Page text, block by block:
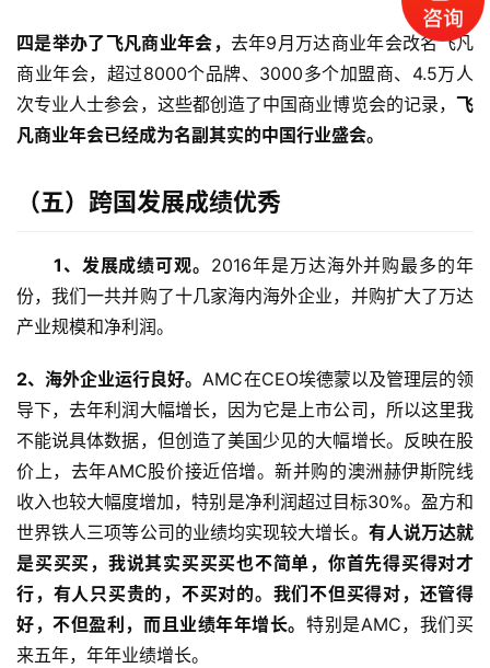
课
标
杆
察
内
训
四是举办了飞凡商业年会， 去年9月万达商业年会改名飞凡
商业年会，超过8000个品牌、3000多个加盟商、4.5万人
次专业人士参会，这些都创造了中国商业博览会的记录， 飞
凡商业年会已经成为名副其实的中国行业盛会。
（五） 跨国发展成绩优秀
1、发展成绩可观。 2016年是万达海外并购最多的年
份，我们一共并购了十几家海内海外企业，并购扩大了万达
产业规模和净利润。
2、海外企业运行良好。AMC在CEO埃德蒙以及管理层的领
导下，去年利润大幅增长，因为它是上市公司，所以这里我
不能说具体数据，但创造了美国少见的大幅增长。反映在股
价上，去年AMC股价接近倍增。新并购的澳洲赫伊斯院线
收入也较大幅度增加，特别是净利润超过目标30%。盈方和
世界铁人三项等公司的业绩均实现较大增长。 有人说万达就
是买买买，我说其实买买买也不简单，你首先得买得对才
行，有人只买贵的，不买对的。我们不但买得对，还管得
好，不但盈利，而且业绩年年增长。特别是AMC，我们买
来五年，年年业绩增长。